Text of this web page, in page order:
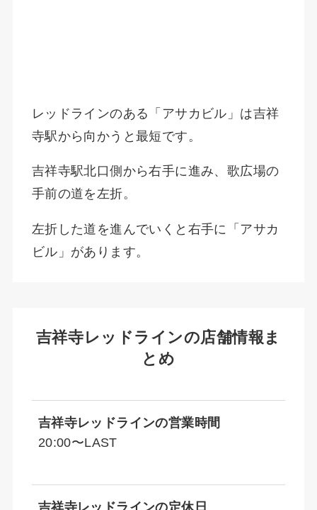
レッドラインのある「アサカビル」は吉祥
寺駅から向かうと最短です。
吉祥寺駅北口側から右手に進み、歌広場の
手前の道を左折。
左折した道を進んでいくと右手に「アサカ
ビル」があります。
吉祥寺レッドラインの店舗情報ま
とめ
吉祥寺レッドラインの営業時間
20:00〜LAST
吉祥寺レッドラインの定休日